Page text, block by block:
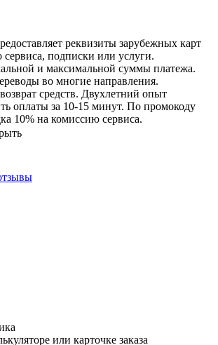
реквизиты зарубежных карт
подписки или услуги.
и максимальной суммы платежа.
во многие направления.
средств. Двухлетний опыт
оплаты за 10-15 минут. По промокоду
10% на комиссию сервиса.
или карточке заказа